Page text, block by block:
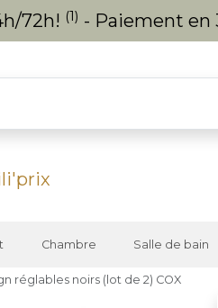
72h! (1) - Paiement en
Chambre Salle de bain
réglables noirs (lot de 2) COX